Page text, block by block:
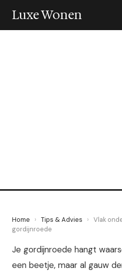
Luxe Wonen
Home › Tips & Advies › Vlak
gordijnroede
Je gordijnroede hangt
een beetje, maar al gauw